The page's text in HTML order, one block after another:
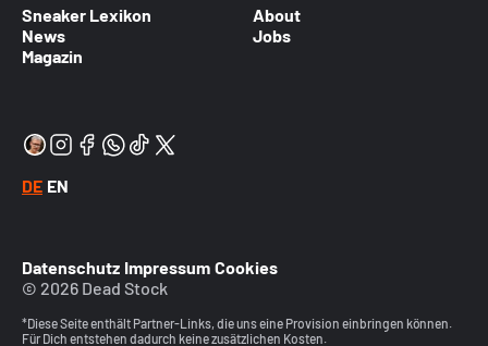
Sneaker Lexikon
News
Magazin
About
Jobs
DE EN
Datenschutz Impressum Cookies
© 2026 Dead Stock
*Diese Seite enthält Partner-Links, die uns eine Provision einbringen können.
Für Dich entstehen dadurch keine zusätzlichen Kosten.